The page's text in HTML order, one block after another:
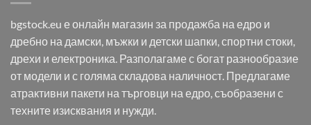
bgstock.eu е онлайн магазин за продажба на едро и
дребно на дамски, мъжки и детски шапки, спортни стоки,
дрехи и електроника. Разполагаме с богат разнообразие
от модели и с голяма складова наличност. Предлагаме
атрактивни пакети на търговци на едро, съобразени с
техните изисквания и нужди.